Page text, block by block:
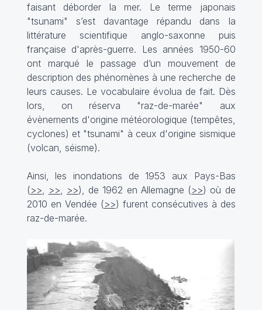
faisant déborder la mer. Le terme japonais
"tsunami" s’est davantage répandu dans la
littérature scientifique anglo-saxonne puis
française d'après-guerre. Les années 1950-60
ont marqué le passage d’un mouvement de
description des phénomènes à une recherche de
leurs causes. Le vocabulaire évolua de fait. Dès
lors, on réserva "raz-de-marée" aux
évènements d'origine météorologique (tempêtes,
cyclones) et "tsunami" à ceux d'origine sismique
(volcan, séisme).
Ainsi, les inondations de 1953 aux Pays-Bas
(>> >> >>), de 1962 en Allemagne (>>) où de
2010 en Vendée (>>) furent consécutives à des
raz-de-marée.